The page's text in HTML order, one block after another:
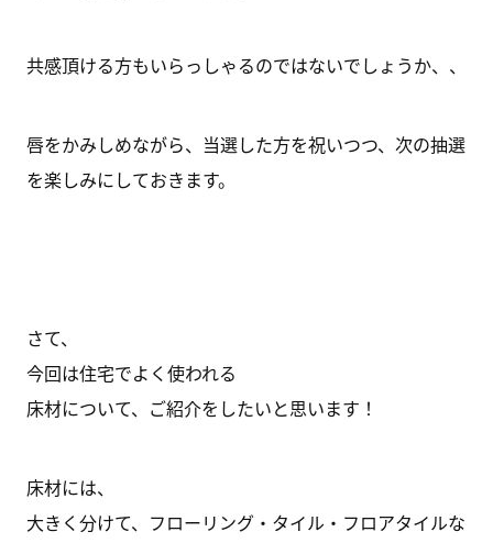
共感頂ける方もいらっしゃるのではないでしょうか、、
唇をかみしめながら、当選した方を祝いつつ、次の抽選
を楽しみにしておきます。
さて、
今回は住宅でよく使われる
床材について、ご紹介をしたいと思います！
床材には、
大きく分けて、フローリング・タイル・フロアタイルな